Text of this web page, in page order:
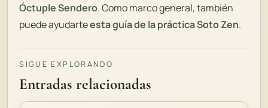
Óctuple Sendero. Como marco general, también
puede ayudarteesta guía de la práctica Soto Zen.
SIGUE EXPLORANDO
Entradas relacionadas